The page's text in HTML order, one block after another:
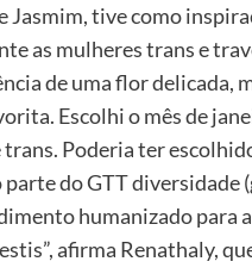
Jasmim, tive como
as mulheres trans e
de uma flor delicada,
Escolhi o mês de
Poderia ter
parte do GTT
humanizado para
afirma Renathaly,